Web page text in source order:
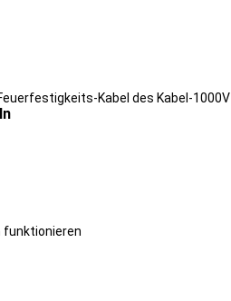
Kabel des Kabel-1000V
funktionieren